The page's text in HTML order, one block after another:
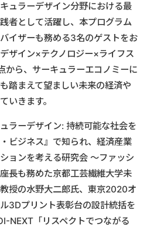
ュラーデザイン分野における最
者として活躍し、本プログラム
イザーも務める3名のゲストをお
ザイン×テクノロジー×ライフス
から、サーキュラーエコノミーに
踏まえて望ましい未来の経済や
いきます。
ラーデザイン: 持続可能な社会を
ビジネス』で知られ、経済産業
ョンを考える研究会 ～ファッシ
長も務めた京都工芸繊維大学未
授の水野大二郎氏、東京2020オ
3Dプリント表彰台の設計統括を
NEXT「リスペクトでつながる